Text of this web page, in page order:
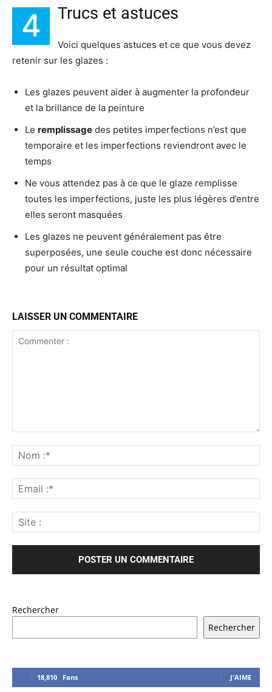
4 Trucs et astuces
Voici quelques astuces et ce que vous devez
retenir sur les glazes :
Les glazes peuvent aider à augmenter la profondeur
et la brillance de la peinture
Le remplissage des petites imperfections n’est que
temporaire et les imperfections reviendront avec le
temps
Ne vous attendez pas à ce que le glaze remplisse
toutes les imperfections, juste les plus légères d’entre
elles seront masquées
Les glazes ne peuvent généralement pas être
superposées, une seule couche est donc nécessaire
pour un résultat optimal
LAISSER UN COMMENTAIRE
Rechercher
Rechercher
18,810 Fans J'AIME